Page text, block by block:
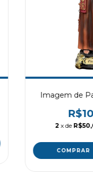
Imagem de
2 x de